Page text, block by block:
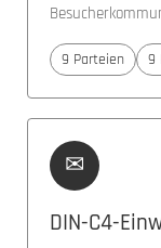
9 Parteien 9
✉
DIN-C4-